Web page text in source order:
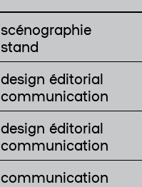
scénographie
stand
design éditorial
communication
design éditorial
communication
communication